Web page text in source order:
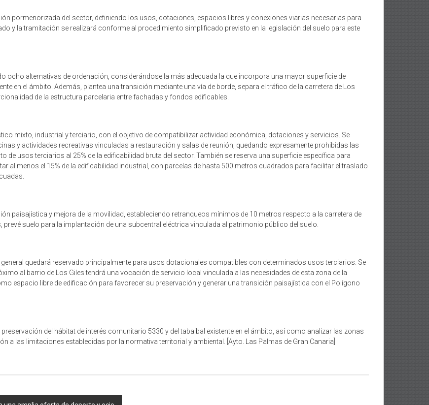
pormenorizada del sector, definiendo los usos, dotaciones, espacios libres y conexiones viarias necesarias para
y la tramitación se realizará conforme al procedimiento simplificado previsto en la legislación del suelo para este
ocho alternativas de ordenación, considerándose la más adecuada la que incorpora una mayor superficie de
en el ámbito. Además, plantea una transición mediante una vía de borde, separa el tráfico de la carretera de Los
de la estructura parcelaria entre fachadas y fondos edificables.
mixto, industrial y terciario, con el objetivo de compatibilizar actividad económica, dotaciones y servicios. Se
y actividades recreativas vinculadas a restauración y salas de reunión, quedando expresamente prohibidas las
usos terciarios al 25% de la edificabilidad bruta del sector. También se reserva una superficie específica para
al menos el 15% de la edificabilidad industrial, con parcelas de hasta 500 metros cuadrados para facilitar el traslado
paisajística y mejora de la movilidad, estableciendo retranqueos mínimos de 10 metros respecto a la carretera de
prevé suelo para la implantación de una subcentral eléctrica vinculada al patrimonio público del suelo.
quedará reservado principalmente para usos dotacionales compatibles con determinados usos terciarios. Se
al barrio de Los Giles tendrá una vocación de servicio local vinculada a las necesidades de esta zona de la
espacio libre de edificación para favorecer su preservación y generar una transición paisajística con el Polígono
del hábitat de interés comunitario 5330 y del tabaibal existente en el ámbito, así como analizar las zonas
a las limitaciones establecidas por la normativa territorial y ambiental. [Ayto. Las Palmas de Gran Canaria]